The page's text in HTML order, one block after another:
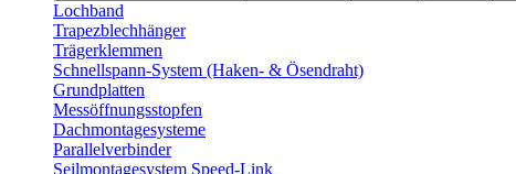
Lochband
Trapezblechhänger
Trägerklemmen
Schnellspann-System (Haken- & Ösendraht)
Grundplatten
Messöffnungsstopfen
Dachmontagesysteme
Parallelverbinder
Seilmontagesystem Speed-Link